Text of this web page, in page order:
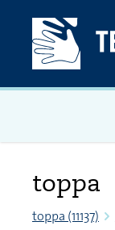
toppa
toppa (11137)